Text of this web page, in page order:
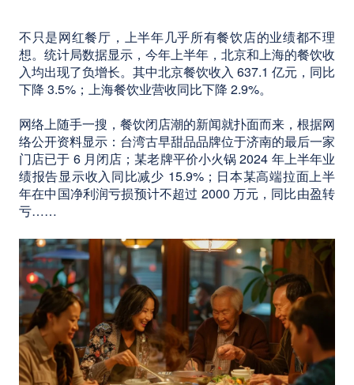
不只是网红餐厅，上半年几乎所有餐饮店的业绩都不理
想。统计局数据显示，今年上半年，北京和上海的餐饮收
入均出现了负增长。其中北京餐饮收入 637.1 亿元，同比
下降 3.5%；上海餐饮业营收同比下降 2.9%。
网络上随手一搜，餐饮闭店潮的新闻就扑面而来，根据网
络公开资料显示：台湾古早甜品品牌位于济南的最后一家
门店已于 6 月闭店；某老牌平价小火锅 2024 年上半年业
绩报告显示收入同比减少 15.9%；日本某高端拉面上半
年在中国净利润亏损预计不超过 2000 万元，同比由盈转
亏……